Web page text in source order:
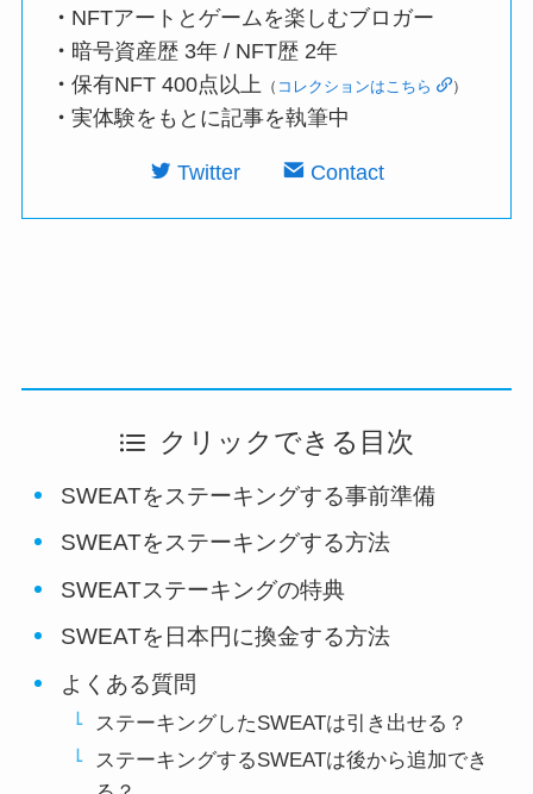
・ NFTアートとゲームを楽しむブロガー
・ 暗号資産歴 3年 / NFT歴 2年
・保有NFT 400点以上 （ コレクションはこちら ）
・実体験をもとに記事を執筆中
Twitter Contact
クリックできる目次
SWEATをステーキングする事前準備
SWEATをステーキングする方法
SWEATステーキングの特典
SWEATを日本円に換金する方法
よくある質問
ステーキングしたSWEATは引き出せる？
ステーキングするSWEATは後から追加でき